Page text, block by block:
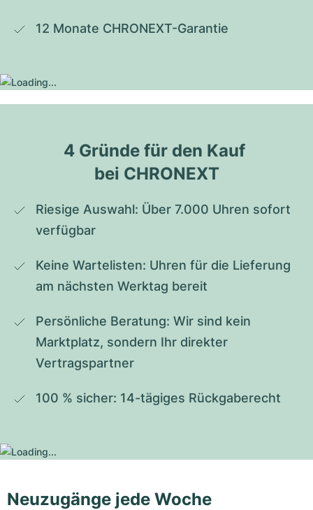
12 Monate CHRONEXT-Garantie
4 Gründe für den Kauf
bei CHRONEXT
Riesige Auswahl: Über 7.000 Uhren sofort
verfügbar
Keine Wartelisten: Uhren für die Lieferung
am nächsten Werktag bereit
Persönliche Beratung: Wir sind kein
Marktplatz, sondern Ihr direkter
Vertragspartner
100 % sicher: 14-tägiges Rückgaberecht
Neuzugänge jede Woche